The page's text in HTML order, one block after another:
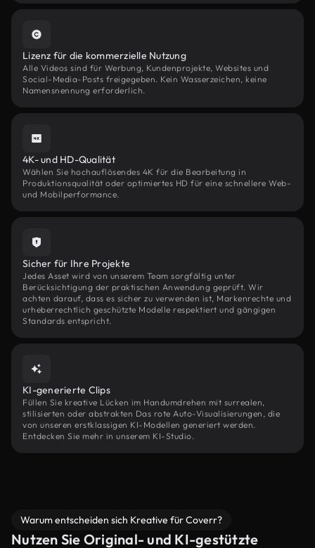
Lizenz für die kommerzielle Nutzung
Alle Videos sind für Werbung, Kundenprojekte, Websites und
Social-Media-Posts freigegeben. Kein Wasserzeichen, keine
Namensnennung erforderlich.
4K- und HD-Qualität
Wählen Sie hochauflösendes 4K für die Bearbeitung in
Produktionsqualität oder optimiertes HD für eine schnellere Web-
und Mobilperformance.
Sicher für Ihre Projekte
Jedes Asset wird von unserem Team sorgfältig unter
Berücksichtigung der praktischen Anwendung geprüft. Wir
achten darauf, dass es sicher zu verwenden ist, Markenrechte und
urheberrechtlich geschützte Modelle respektiert und gängigen
Standards entspricht.
KI-generierte Clips
Füllen Sie kreative Lücken im Handumdrehen mit surrealen,
stilisierten oder abstrakten Das rote Auto-Visualisierungen, die
von unseren erstklassigen KI-Modellen generiert werden.
Entdecken Sie mehr in unserem KI-Studio.
Warum entscheiden sich Kreative für Coverr?
Nutzen Sie Original- und KI-gestützte